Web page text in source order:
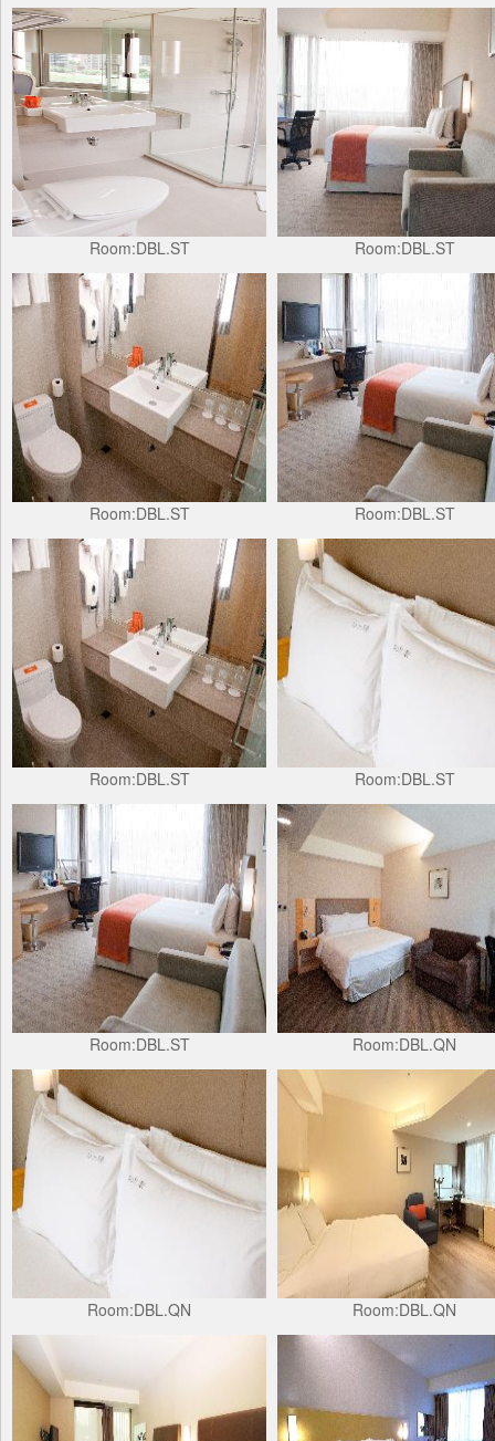
Room:DBL.ST Room:DBL.ST
Room:DBL.ST Room:DBL.ST
Room:DBL.ST Room:DBL.ST
Room:DBL.ST Room:DBL.QN
Room:DBL.QN Room:DBL.QN